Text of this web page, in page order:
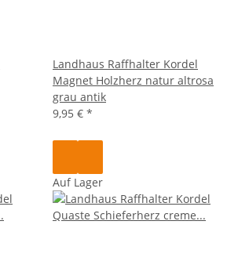
Landhaus Raffhalter Kordel
Magnet Holzherz natur altrosa
grau antik
9,95 € *
Auf Lager